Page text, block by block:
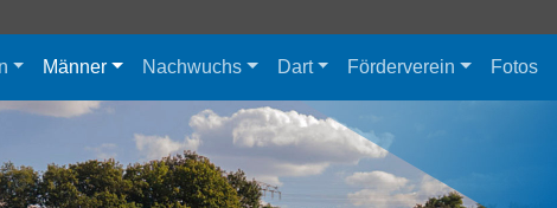
Männer Nachwuchs Dart Förderverein Fotos